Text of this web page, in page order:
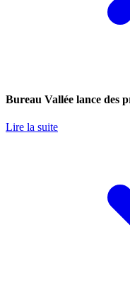
Bureau Vallée lance des
Lire la suite